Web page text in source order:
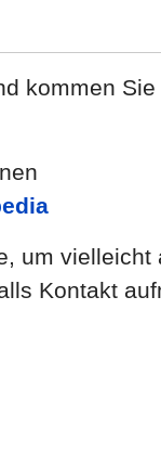
kommen
um
Kontakt